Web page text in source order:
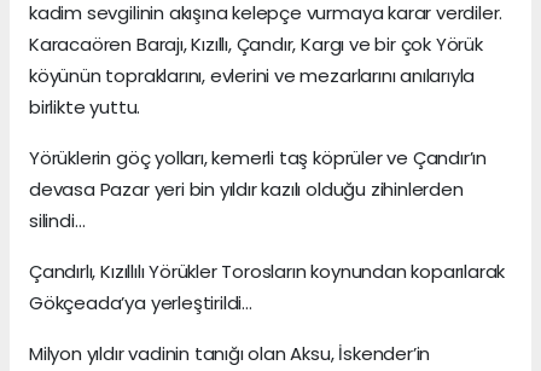
kadim sevgilinin akışına kelepçe vurmaya karar verdiler.
Karacaören Barajı, Kızıllı, Çandır, Kargı ve bir çok Yörük
köyünün topraklarını, evlerini ve mezarlarını anılarıyla
birlikte yuttu.
Yörüklerin göç yolları, kemerli taş köprüler ve Çandır’ın
devasa Pazar yeri bin yıldır kazılı olduğu zihinlerden
silindi…
Çandırlı, Kızıllılı Yörükler Torosların koynundan koparılarak
Gökçeada’ya yerleştirildi…
Milyon yıldır vadinin tanığı olan Aksu, İskender’in